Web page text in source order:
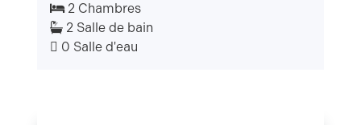
2 Chambres
2 Salle de bain
0 Salle d'eau